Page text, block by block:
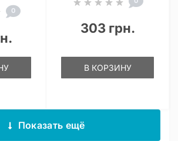
0
303 грн.
В КОРЗИНУ
Показать ещё